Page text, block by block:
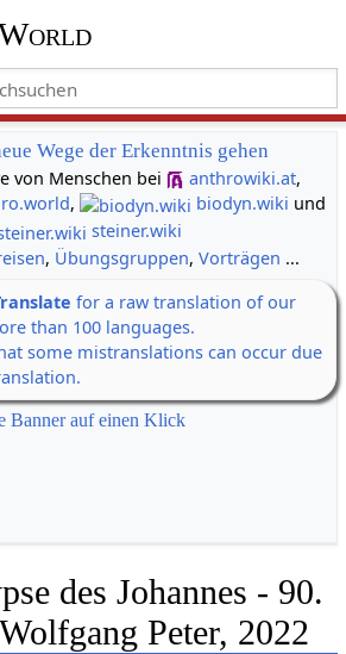
Wege der Erkenntnis gehen
von Menschen bei
anthrowiki.at,
, biodyn.wiki und
steiner.wiki
, Übungsgruppen, Vorträgen ...
for a raw translation of our
than 100 languages.
some mistranslations can occur due
Banner auf einen Klick
des Johannes - 90.
Peter, 2022